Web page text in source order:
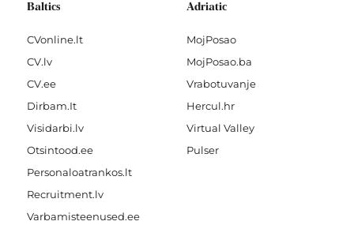
Baltics
CVonline.lt
CV.lv
CV.ee
Dirbam.It
Visidarbi.lv
Otsintood.ee
Personaloatrankos.lt
Recruitment.lv
Varbamisteenused.ee
Adriatic
MojPosao
MojPosao.ba
Vrabotuvanje
Hercul.hr
Virtual Valley
Pulser